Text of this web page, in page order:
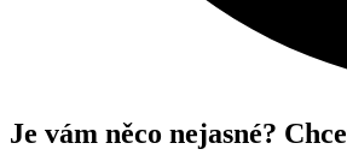
Je vám něco nejasné?